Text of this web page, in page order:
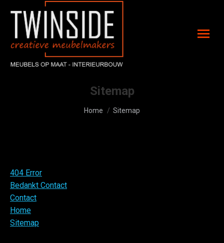
Sitemap
Je bent hier:
Home Sitemap
404 Error
Bedankt Contact
Contact
Home
Sitemap